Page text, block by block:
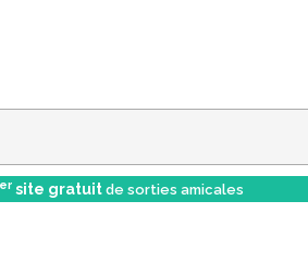
er site gratuit de sorties amicales